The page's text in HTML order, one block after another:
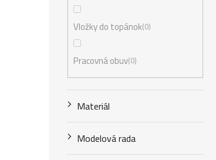
Vložky do topánok 0
Pracovná obuv 0
Materiál
Modelová rada